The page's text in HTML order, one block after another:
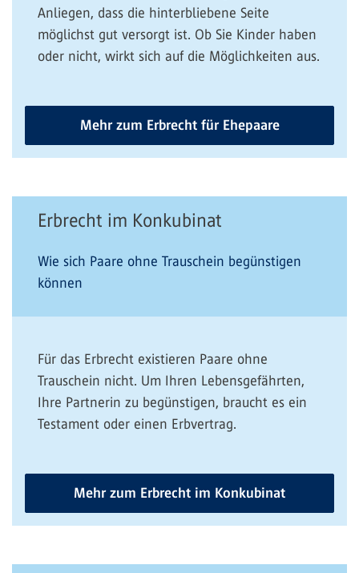
Anliegen, dass die hinterbliebene Seite
möglichst gut versorgt ist. Ob Sie Kinder haben
oder nicht, wirkt sich auf die Möglichkeiten aus.
Mehr zum Erbrecht für Ehepaare
Erbrecht im Konkubinat
Wie sich Paare ohne Trauschein begünstigen
können
Für das Erbrecht existieren Paare ohne
Trauschein nicht. Um Ihren Lebensgefährten,
Ihre Partnerin zu begünstigen, braucht es ein
Testament oder einen Erbvertrag.
Mehr zum Erbrecht im Konkubinat